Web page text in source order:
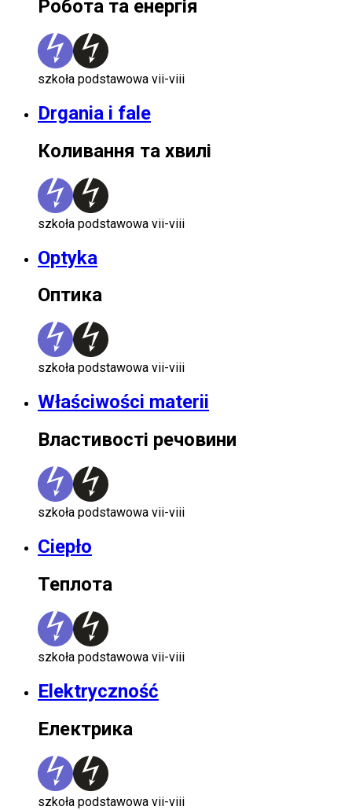
Робота та енергія
szkoła podstawowa vii-viii
Drgania i fale
Коливання та хвилі
szkoła podstawowa vii-viii
Optyka
Оптика
szkoła podstawowa vii-viii
Właściwości materii
Властивості речовини
szkoła podstawowa vii-viii
Ciepło
Теплота
szkoła podstawowa vii-viii
Elektryczność
Електрика
szkoła podstawowa vii-viii